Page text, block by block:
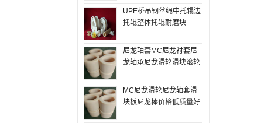
UPE桥吊钢丝绳中托辊边
托辊整体托辊耐磨块
尼龙轴套MC尼龙衬套尼
龙轴承尼龙滑轮滑块滚轮
MC尼龙滑轮尼龙轴套滑
块板尼龙棒价格低质量好